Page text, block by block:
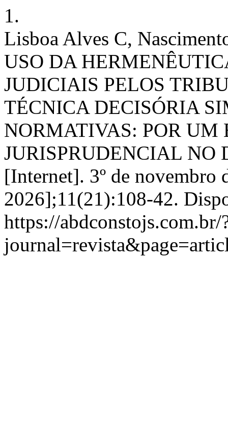
1.
Lisboa Alves C,
USO DA
JUDICIAIS PELOS
TÉCNICA DECISÓRIA
NORMATIVAS: POR UM
JURISPRUDENCIAL NO
[Internet]. 3º de novembro
2026];11(21):108-42.
https://abdconstojs.com.br/